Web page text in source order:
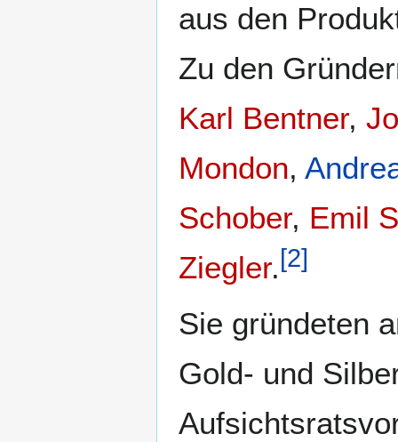
aus den
Zu den
Karl Bentner,
Mondon,
Schober, Emil
Ziegler. [2]
Sie gründeten
Gold- und